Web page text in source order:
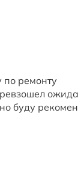
по ремонту
буду